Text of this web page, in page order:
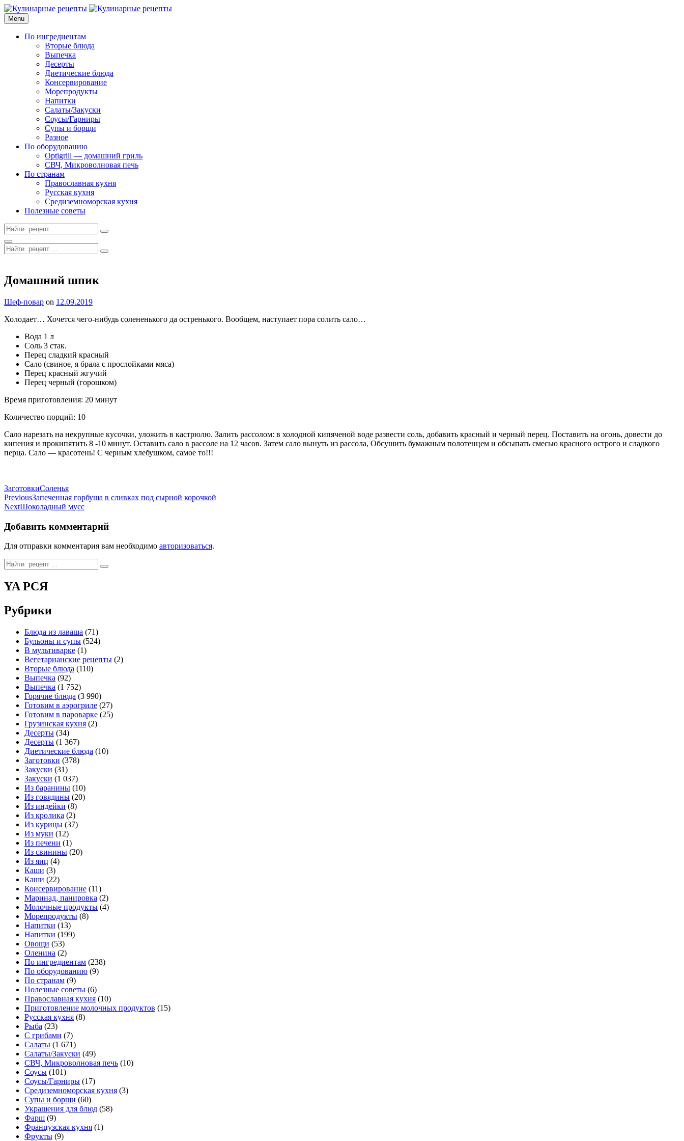
Skip
to
content
Кулинарные рецепты
для домашнего приготовления
Menu
По ингредиентам
Вторые блюда
Выпечка
Десерты
Диетические блюда
Консервирование
Морепродукты
Напитки
Салаты/Закуски
Соусы/Гарниры
Супы и борщи
Разное
По оборудованию
Optigrill — домашний гриль
СВЧ, Микроволновая печь
По странам
Православная кухня
Русская кухня
Средиземноморская кухня
Полезные советы
Search
for:
Search
Search
for:
Домашний шпик
By
Шеф-повар on 12.09.2019
Холодает… Хочется чего-нибудь солененького да остренького. Вообщем, наступает пора солить сало…
Вода 1 л
Соль 3 стак.
Перец сладкий красный
Сало (свиное, я брала с прослойками мяса)
Перец красный жгучий
Перец черный (горошком)
Время приготовления: 20 минут
Количество порций: 10
Сало нарезать на некрупные кусочки, уложить в кастрюлю. Залить рассолом: в холодной кипяченой воде развести соль, добавить красный и черный перец. Поставить на огонь, довести до
кипения и прокипятить 8 -10 минут. Оставить сало в рассоле на 12 часов. Затем сало вынуть из рассола, Обсушить бумажным полотенцем и обсыпать смесью красного острого и сладкого
перца. Сало — красотень! С черным хлебушком, самое то!!!
Categories
ЗаготовкиTags
Соленья
Навигация
по
записям
PreviousЗапечeнная горбуша в сливках под сырной корочкой
NextШоколадный мусс
Добавить комментарий
Для отправки комментария вам необходимо авторизоваться.
Search
for:
YA РСЯ
Рубрики
Блюда из лаваша (71)
Бульоны и супы (524)
В мультиварке (1)
Вегетарианские рецепты (2)
Вторые блюда (110)
Выпечка (92)
Выпечка (1 752)
Горячие блюда (3 990)
Готовим в аэрогриле (27)
Готовим в пароварке (25)
Грузинская кухня (2)
Десерты (34)
Десерты (1 367)
Диетические блюда (10)
Заготовки (378)
Закуски (31)
Закуски (1 037)
Из баранины (10)
Из говядины (20)
Из индейки (8)
Из кролика (2)
Из курицы (37)
Из муки (12)
Из печени (1)
Из свинины (20)
Из яиц (4)
Каши (3)
Каши (22)
Консервирование (11)
Маринад, панировка (2)
Молочные продукты (4)
Морепродукты (8)
Напитки (13)
Напитки (199)
Овощи (53)
Оленина (2)
По ингредиентам (238)
По оборудованию (9)
По странам (9)
Полезные советы (6)
Православная кухня (10)
Приготовление молочных продуктов (15)
Русская кухня (8)
Рыба (23)
С грибами (7)
Салаты (1 671)
Салаты/Закуски (49)
СВЧ, Микроволновая печь (10)
Соусы (101)
Соусы/Гарниры (17)
Средиземноморская кухня (3)
Супы и борщи (60)
Украшения для блюд (58)
Фарш (9)
Французская кухня (1)
Фрукты (9)